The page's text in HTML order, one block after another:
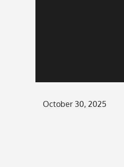
Posted
October 30, 2025